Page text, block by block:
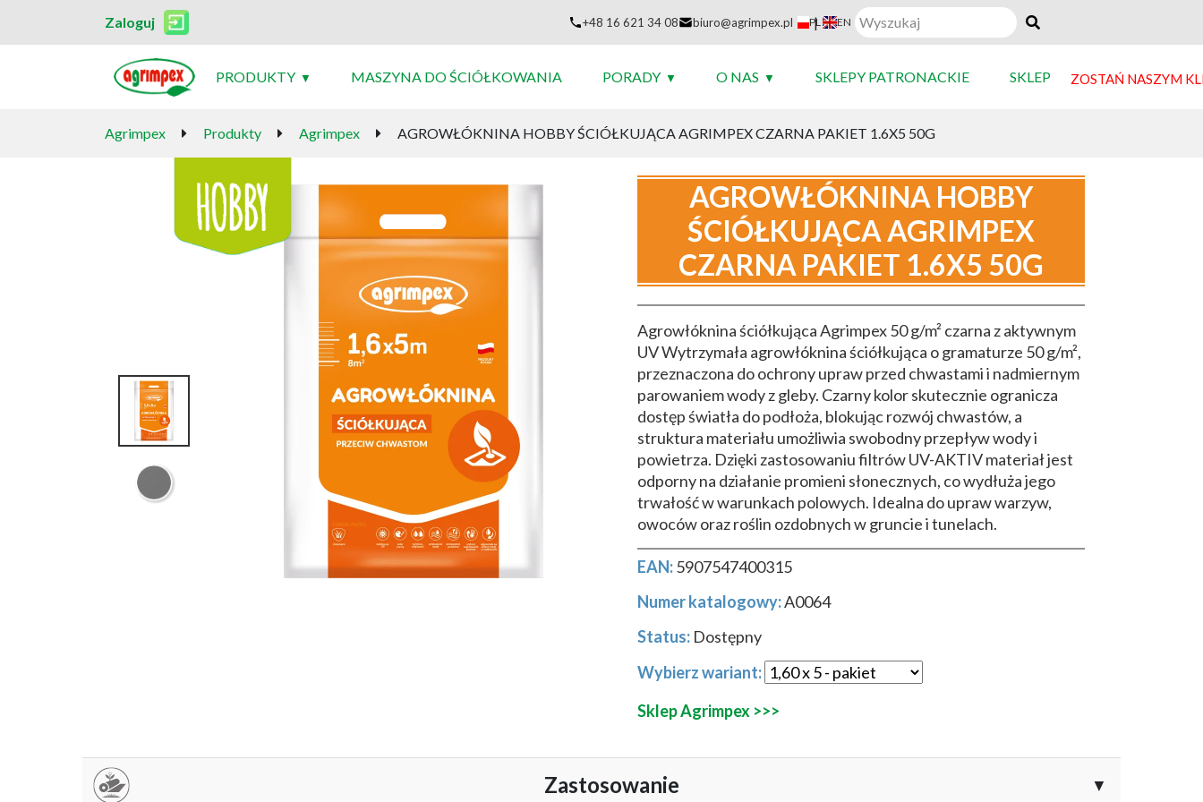
Zaloguj +48 16 621 34 08 biuro@agrimpex.pl PL
| EN
PRODUKTY MASZYNA DO ŚCIÓŁKOWANIA PORADY O NAS SKLEPY PATRONACKIE SKLEP ZOSTAŃ NASZYM
Agrimpex Produkty Agrimpex AGROWŁÓKNINA HOBBY ŚCIÓŁKUJĄCA AGRIMPEX CZARNA PAKIET 1.6X5 50G
AGROWŁÓKNINA HOBBY
ŚCIÓŁKUJĄCA AGRIMPEX
CZARNA PAKIET 1.6X5 50G
Agrowłóknina ściółkująca Agrimpex 50 g/m² czarna z aktywnym
UV Wytrzymała agrowłóknina ściółkująca o gramaturze 50 g/m²,
przeznaczona do ochrony upraw przed chwastami i nadmiernym
parowaniem wody z gleby. Czarny kolor skutecznie ogranicza
dostęp światła do podłoża, blokując rozwój chwastów, a
struktura materiału umożliwia swobodny przepływ wody i
powietrza. Dzięki zastosowaniu filtrów UV-AKTIV materiał jest
odporny na działanie promieni słonecznych, co wydłuża jego
trwałość w warunkach polowych. Idealna do upraw warzyw,
owoców oraz roślin ozdobnych w gruncie i tunelach.
EAN:5907547400315
Numer katalogowy:A0064
Status: Dostępny
Wybierz wariant:
Sklep Agrimpex >>>
Zastosowanie ▼